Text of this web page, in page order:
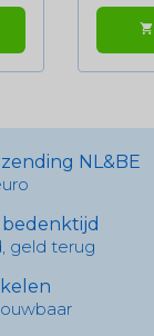
shopping_cart
NL&BE
bedenktijd
geld terug